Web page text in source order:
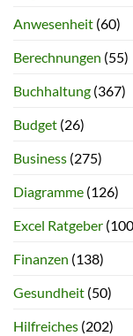
Anwesenheit (60)
Berechnungen (55)
Buchhaltung (367)
Budget (26)
Business (275)
Diagramme (126)
Excel Ratgeber
Finanzen (138)
Gesundheit (50)
Hilfreiches (202)